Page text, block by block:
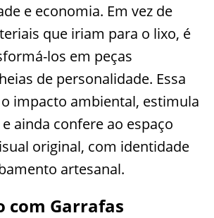
e economia. Em vez de
que iriam para o lixo, é
los em peças
de personalidade. Essa
impacto ambiental, estimula
ainda confere ao espaço
original, com identidade
artesanal.
com Garrafas